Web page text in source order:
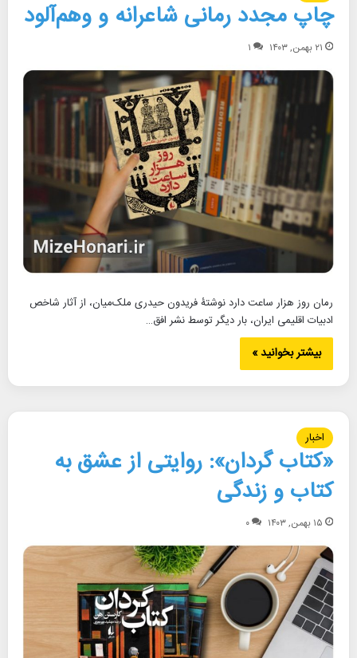
چاپ مجدد رمانی شاعرانه و وهم‌آلود
۲۱ بهمن, ۱۴۰۳ ۱
رمان روز هزار ساعت دارد نوشتۀ فریدون حیدری ملک‌میان، از آثار شاخص
ادبیات اقلیمی ایران، بار دیگر توسط نشر افق…
بیشتر بخوانید »
اخبار
«کتاب گردان»: روایتی از عشق به
کتاب و زندگی
۱۵ بهمن, ۱۴۰۳ ۰